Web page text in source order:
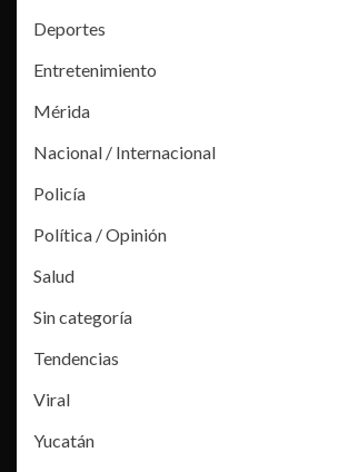
Deportes
Entretenimiento
Mérida
Nacional / Internacional
Policía
Política / Opinión
Salud
Sin categoría
Tendencias
Viral
Yucatán